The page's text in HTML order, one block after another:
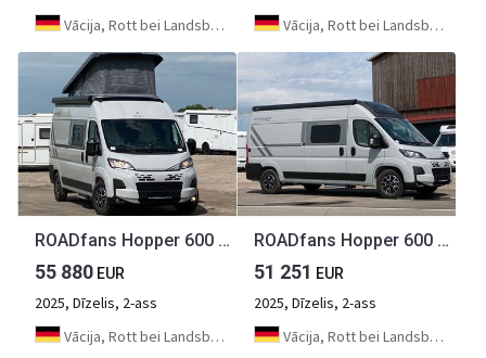
Vācija, Rott bei Landsberg
Vācija, Rott bei Landsberg
ROADfans Hopper 600 mit Aufstelldach, Automatik, Combi 4D
55 880 EUR
2025, Dīzelis, 2-ass
Vācija, Rott bei Landsberg
ROADfans Hopper 600 mit Automatik, Skyroof, Combi D
51 251 EUR
2025, Dīzelis, 2-ass
Vācija, Rott bei Landsberg